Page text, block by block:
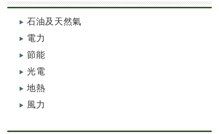
石油及天然氣
電力
節能
光電
地熱
風力